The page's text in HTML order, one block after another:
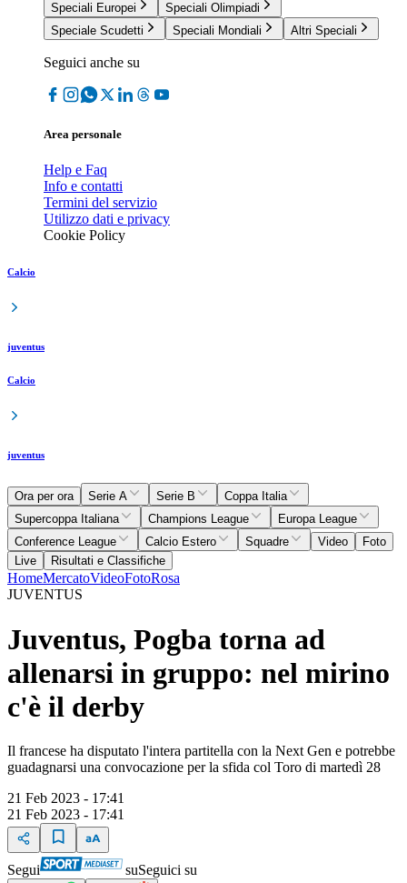
Speciali Europei
Speciali Olimpiadi
Speciale Scudetti
Speciali Mondiali Altri Speciali
Seguici anche su
Area personale
Help e Faq
Info e contatti
Termini del servizio
Utilizzo dati e privacy
Cookie Policy
Calcio
juventus
Calcio
juventus
Ora per ora Serie A Serie B
Coppa Italia
Supercoppa Italiana
Champions League
Europa League
Conference League
Calcio Estero Squadre Video
Foto
Live
Risultati e Classifiche
HomeMercatoVideoFotoRosa
JUVENTUS
Juventus, Pogba torna ad
allenarsi in gruppo: nel mirino
c'è il derby
Il francese ha disputato l'intera partitella con la Next Gen e potrebbe
guadagnarsi una convocazione per la sfida col Toro di martedì 28
21 Feb 2023 - 17:41
21 Feb 2023 - 17:41
Segui suSeguici su